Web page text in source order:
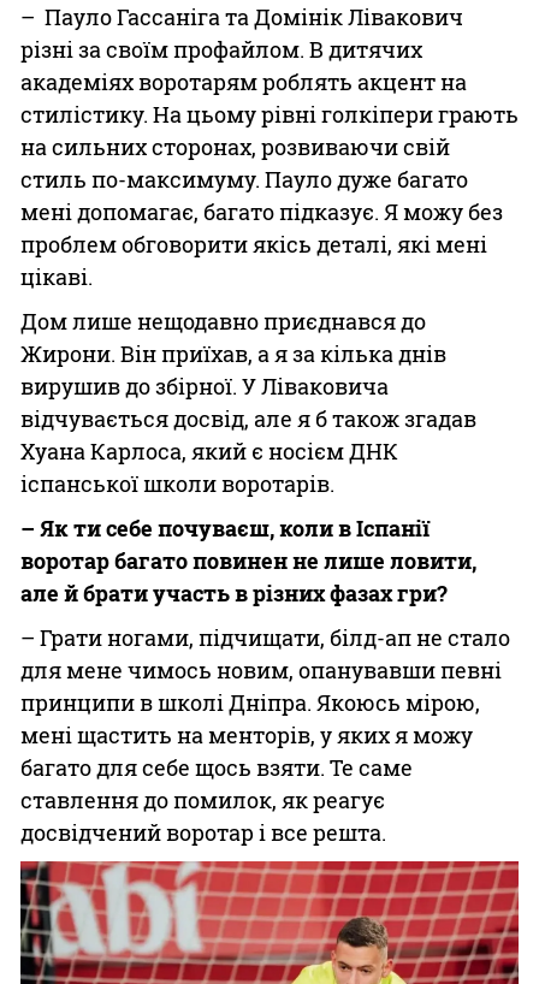
– Пауло Гассаніга та Домінік Лівакович
різні за своїм профайлом. В дитячих
академіях воротарям роблять акцент на
стилістику. На цьому рівні голкіпери грають
на сильних сторонах, розвиваючи свій
стиль по-максимуму. Пауло дуже багато
мені допомагає, багато підказує. Я можу без
проблем обговорити якісь деталі, які мені
цікаві.
Дом лише нещодавно приєднався до
Жирони. Він приїхав, а я за кілька днів
вирушив до збірної. У Ліваковича
відчувається досвід, але я б також згадав
Хуана Карлоса, який є носієм ДНК
іспанської школи воротарів.
– Як ти себе почуваєш, коли в Іспанії
воротар багато повинен не лише ловити,
але й брати участь в різних фазах гри?
– Грати ногами, підчищати, білд-ап не стало
для мене чимось новим, опанувавши певні
принципи в школі Дніпра. Якоюсь мірою,
мені щастить на менторів, у яких я можу
багато для себе щось взяти. Те саме
ставлення до помилок, як реагує
досвідчений воротар і все решта.